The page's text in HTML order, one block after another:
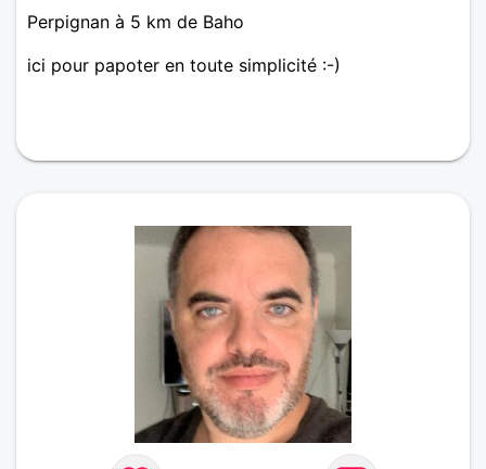
Perpignan à 5 km de Baho
ici pour papoter en toute simplicité :-)